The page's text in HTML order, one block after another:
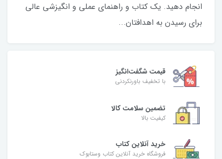
انجام دهید. یک کتاب و راهنمای عملی و انگیزشی عالی
برای رسیدن به اهدافتان...
قیمت شگفت‌انگیز
با تخفیف باورنکردنی
تضمین سلامت کالا
کیفیت بالا
خرید آنلاین کتاب
فروشگاه خرید آنلاین کتاب وستابوک